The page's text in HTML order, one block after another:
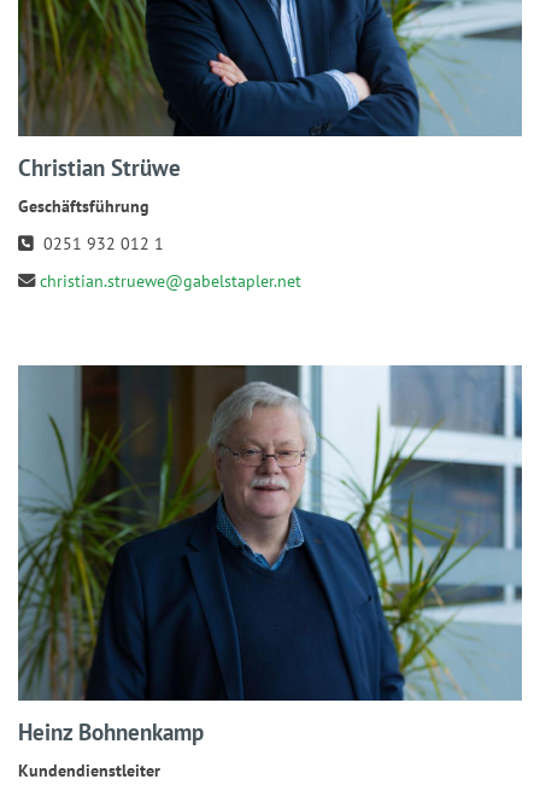
Christian Strüwe
Geschäftsführung
0251 932 012 1
christian.struewe@gabelstapler.net
Heinz Bohnenkamp
Kundendienstleiter